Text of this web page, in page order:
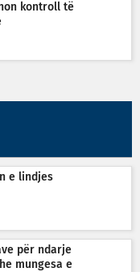
kontroll të
e lindjes
për ndarje
mungesa e